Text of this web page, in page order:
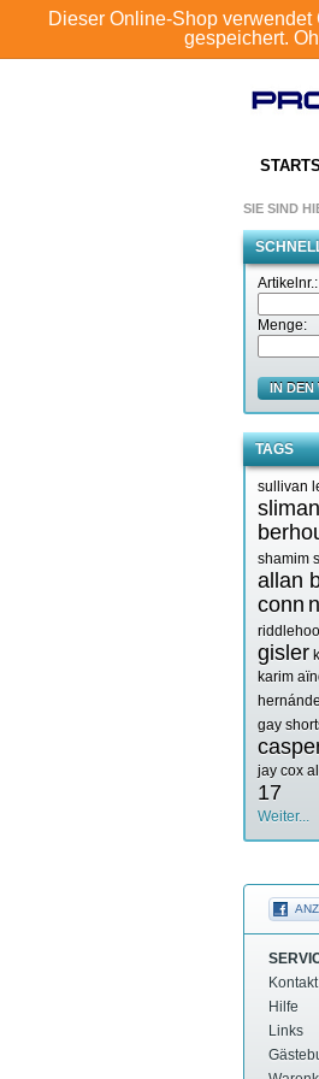
Dieser Online-Shop
gespeichert.
SIE SIND
Artikelnr.:
Menge:
IN DEN
TAGS
sullivan
shamim
allan
conn
gisler
karim
gay
jay cox
17
Weiter...
Kontakt
Hilfe
Links